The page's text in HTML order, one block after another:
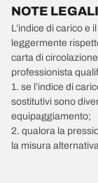
NOTE LEGALI
L’indice di carico e
leggermente
carta di
professionista
1. se l’indice di
sostitutivi sono
equipaggiamento;
2. qualora la
la misura